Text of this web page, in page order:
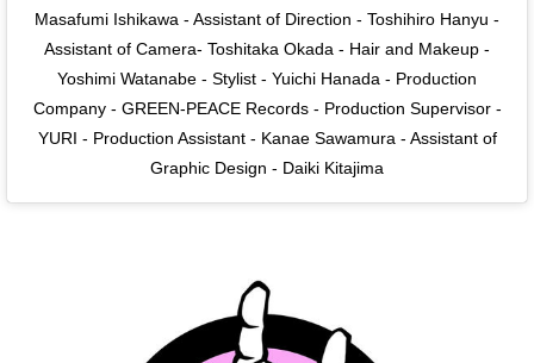
Masafumi Ishikawa - Assistant of Direction - Toshihiro Hanyu -
Assistant of Camera- Toshitaka Okada - Hair and Makeup -
Yoshimi Watanabe - Stylist - Yuichi Hanada - Production
Company - GREEN-PEACE Records - Production Supervisor -
YURI - Production Assistant - Kanae Sawamura - Assistant of
Graphic Design - Daiki Kitajima